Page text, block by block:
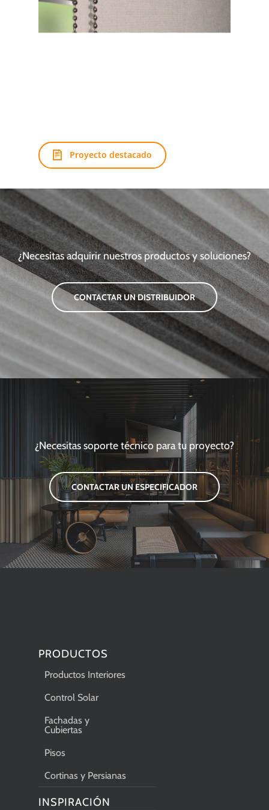
Proyecto destacado
¿Necesitas adquirir nuestros productos y soluciones?
CONTACTAR UN DISTRIBUIDOR
¿Necesitas soporte técnico para tu proyecto?
CONTACTAR UN ESPECIFICADOR
PRODUCTOS
Productos Interiores
Control Solar
Fachadas y
Cubiertas
Pisos
Cortinas y Persianas
INSPIRACIÓN